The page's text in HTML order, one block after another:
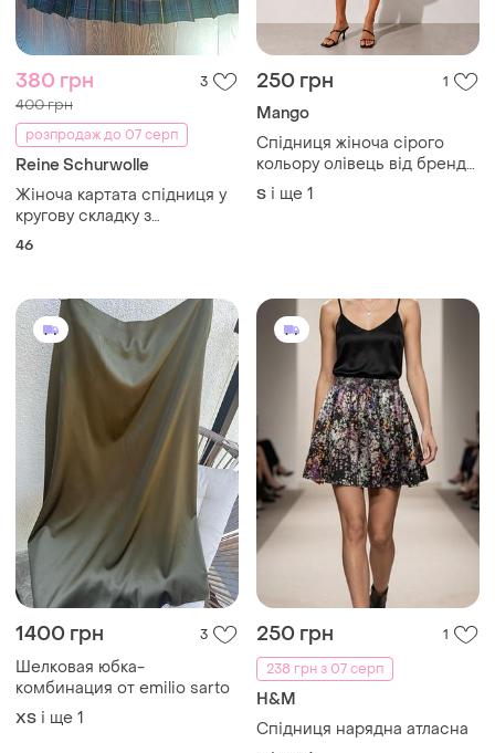
S і ще 1
Завантажуйте додаток
Купуйте речі і спілкуйтесь у будь-якому місці
Як це працює?
Україна, 02121, місто Київ, Харківське шосе, будинок
201-203, літера 4Г
Політика конфіденційності
Договір-оферта
Контакти
Ми у соц.мережах
Речі за кліком серця. Всі права захищені
Shafa.ua